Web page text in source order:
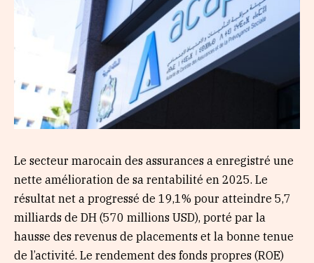
Le secteur marocain des assurances a enregistré une
nette amélioration de sa rentabilité en 2025. Le
résultat net a progressé de 19,1% pour atteindre 5,7
milliards de DH (570 millions USD), porté par la
hausse des revenus de placements et la bonne tenue
de l’activité. Le rendement des fonds propres (ROE)